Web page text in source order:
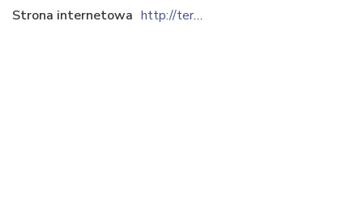
Strona internetowa
http://termo-gum.pl